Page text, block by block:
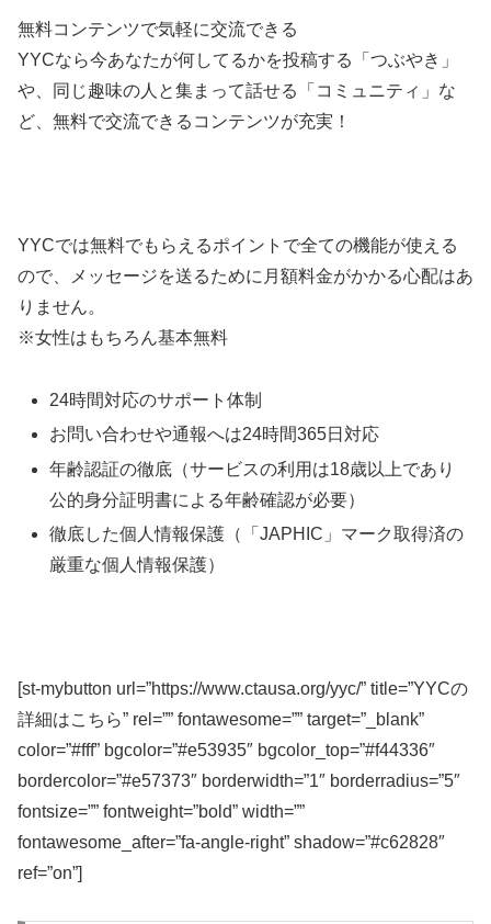
無料コンテンツで気軽に交流できる
YYCなら今あなたが何してるかを投稿する「つぶやき」
や、同じ趣味の人と集まって話せる「コミュニティ」な
ど、無料で交流できるコンテンツが充実！
YYCでは無料でもらえるポイントで全ての機能が使える
ので、メッセージを送るために月額料金がかかる心配はあ
りません。
※女性はもちろん基本無料
24時間対応のサポート体制
お問い合わせや通報へは24時間365日対応
年齢認証の徹底（サービスの利用は18歳以上であり
公的身分証明書による年齢確認が必要）
徹底した個人情報保護（「JAPHIC」マーク取得済の
厳重な個人情報保護）
[st-mybutton url=”https://www.ctausa.org/yyc/” title=”YYCの
詳細はこちら” rel=”” fontawesome=”” target=”_blank”
color=”#fff” bgcolor=”#e53935″ bgcolor_top=”#f44336″
bordercolor=”#e57373″ borderwidth=”1″ borderradius=”5″
fontsize=”” fontweight=”bold” width=””
fontawesome_after=”fa-angle-right” shadow=”#c62828″
ref=”on”]